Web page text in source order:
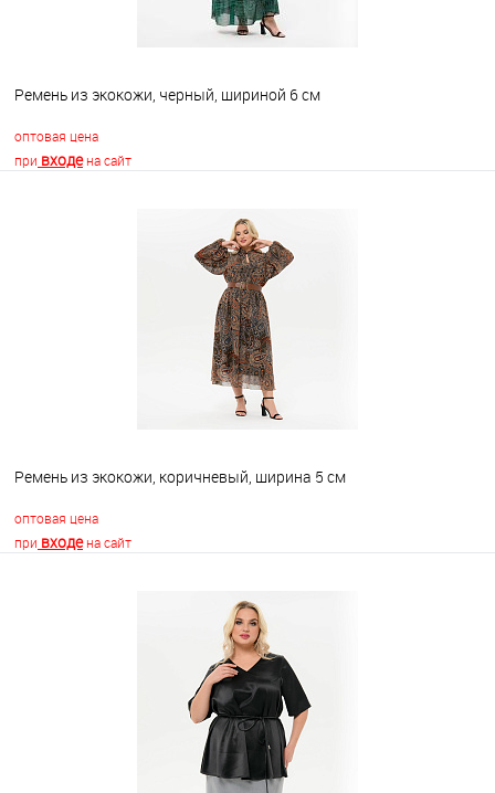
Ремень из экокожи, черный, шириной 6 см
оптовая цена
при входена сайт
В корзину
Ремень из экокожи, коричневый, ширина 5 см
оптовая цена
при входена сайт
В корзину